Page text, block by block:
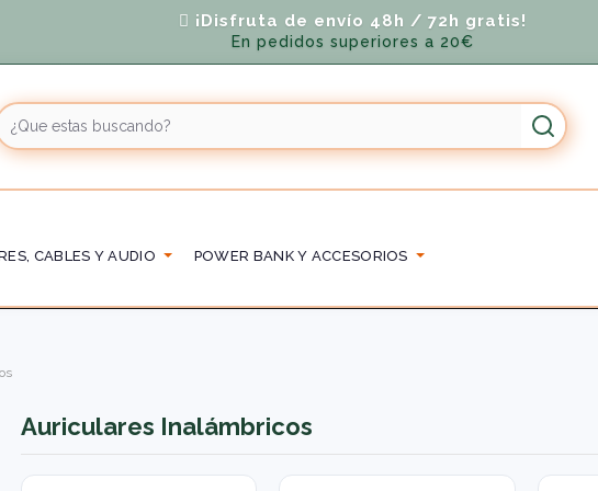
¡Disfruta de envío 48h / 72h gratis!
En pedidos superiores a 20€
CABLES Y AUDIO POWER BANK Y ACCESORIOS
Auriculares Inalámbricos